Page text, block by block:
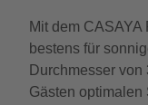
Mit dem
bestens für
Durchmesser
Gästen optimalen